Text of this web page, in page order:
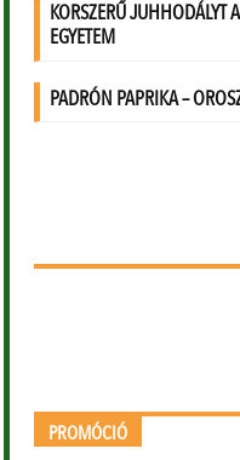
PROMÓCIÓ